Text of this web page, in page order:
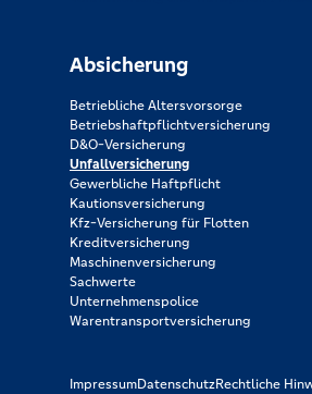
Absicherung
Betriebliche Altersvorsorge
Betriebshaftpflichtversicherung
D&O-Versicherung
Unfallversicherung
Gewerbliche Haftpflicht
Kautionsversicherung
Kfz-Versicherung für Flotten
Kreditversicherung
Maschinenversicherung
Sachwerte
Unternehmenspolice
Warentransportversicherung
ImpressumDatenschutzRechtliche